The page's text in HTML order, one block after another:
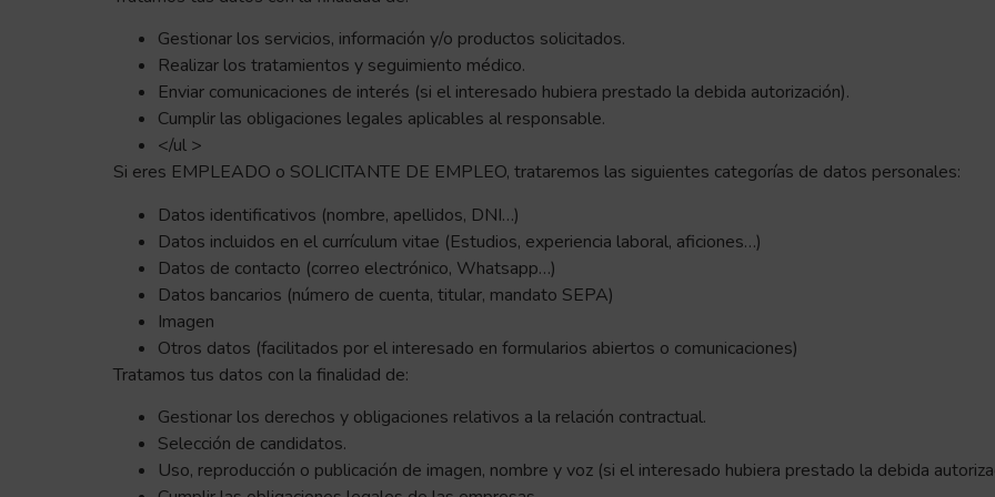
Gestionar los servicios, información y/o productos solicitados.
Realizar los tratamientos y seguimiento médico.
Enviar comunicaciones de interés (si el interesado hubiera prestado la debida autorización).
Cumplir las obligaciones legales aplicables al responsable.
</ul >
Si eres EMPLEADO o SOLICITANTE DE EMPLEO, trataremos las siguientes categorías de datos personales:
Datos identificativos (nombre, apellidos, DNI…)
Datos incluidos en el currículum vitae (Estudios, experiencia laboral, aficiones…)
Datos de contacto (correo electrónico, Whatsapp…)
Datos bancarios (número de cuenta, titular, mandato SEPA)
Imagen
Otros datos (facilitados por el interesado en formularios abiertos o comunicaciones)
Tratamos tus datos con la finalidad de:
Gestionar los derechos y obligaciones relativos a la relación contractual.
Selección de candidatos.
Uso, reproducción o publicación de imagen, nombre y voz (si el interesado hubiera prestado la debida